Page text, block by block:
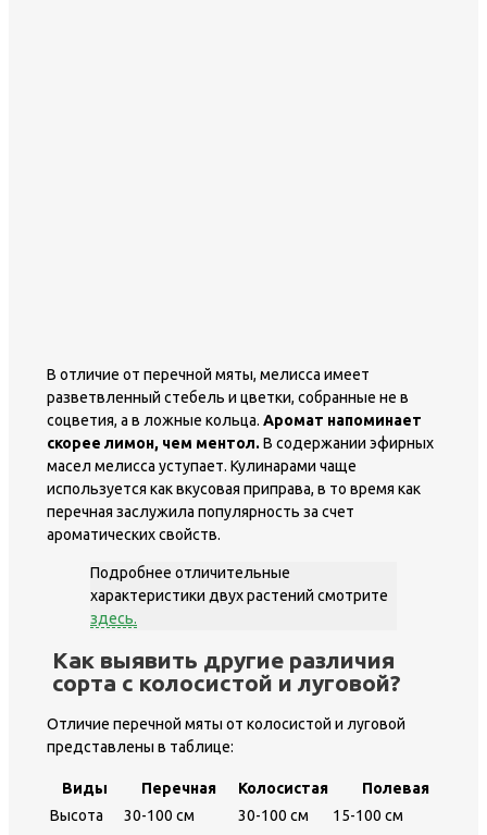
В отличие от перечной мяты, мелисса имеет
разветвленный стебель и цветки, собранные не в
соцветия, а в ложные кольца. Аромат напоминает
скорее лимон, чем ментол. В содержании эфирных
масел мелисса уступает. Кулинарами чаще
используется как вкусовая приправа, в то время как
перечная заслужила популярность за счет
ароматических свойств.
Подробнее отличительные
характеристики двух растений смотрите
здесь.
Как выявить другие различия
сорта с колосистой и луговой?
Отличие перечной мяты от колосистой и луговой
представлены в таблице:
Виды Перечная Колосистая
Полевая
Высота
30-100 см 30-100 см
15-100 см